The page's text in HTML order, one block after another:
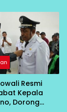
Resmi
Kepala
Dorong